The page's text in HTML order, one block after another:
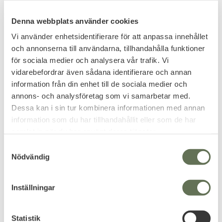
Denna webbplats använder cookies
Vi använder enhetsidentifierare för att anpassa innehållet
och annonserna till användarna, tillhandahålla funktioner
för sociala medier och analysera vår trafik. Vi
vidarebefordrar även sådana identifierare och annan
information från din enhet till de sociala medier och
annons- och analysföretag som vi samarbetar med.
Dessa kan i sin tur kombinera informationen med annan
information som du har tillhandahållit eller som de har
Nödvändig
Inställningar
Statistik
Add to favorites
Champion Vanquish
Sound Compression Technology.
Add to favorites
Prohear Elektroniska
Hörselkåpor i ultralåg profil som